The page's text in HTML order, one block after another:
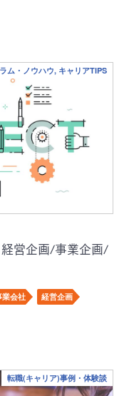
ム・ノウハウ, キャリアTIPS
経営企画/事業企画/
業会社
経営企画
転職(キャリア)事例・体験談